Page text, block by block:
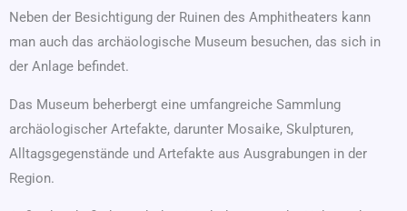
Neben der Besichtigung der Ruinen des Amphitheaters kann
man auch das archäologische Museum besuchen, das sich in
der Anlage befindet.
Das Museum beherbergt eine umfangreiche Sammlung
archäologischer Artefakte, darunter Mosaike, Skulpturen,
Alltagsgegenstände und Artefakte aus Ausgrabungen in der
Region.